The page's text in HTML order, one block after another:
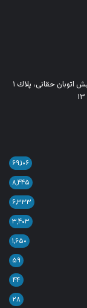
آدرس: تهران - خیابان میرداماد، خیابان مصدق جنوبی،نبش اتوبان حقانی، پلاك ١
۶۹,۱۰۶
۸,۴۴۵
۶,۳۳۳
۳,۴۰۳
۱,۶۵۰
۵۹
۴۴
۲۸